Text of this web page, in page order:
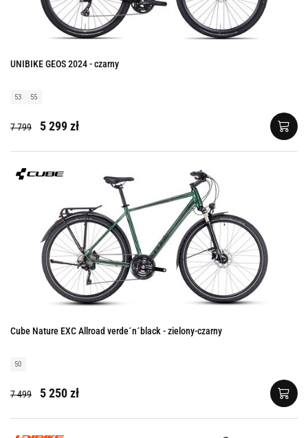
UNIBIKE GEOS 2024 - czarny
53 55
7 799 5 299 zł
Cube Nature EXC Allroad verde´n´black - zielony-czarny
50
7 499 5 250 zł